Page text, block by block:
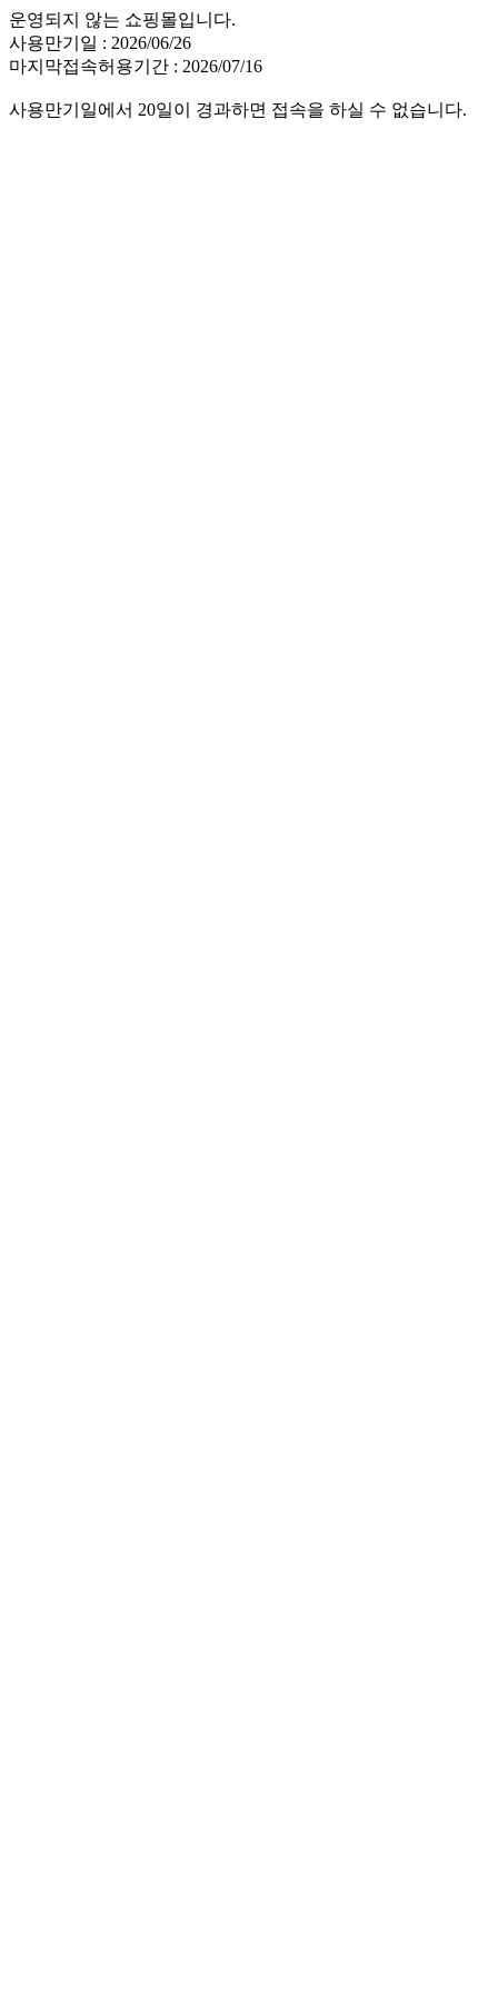
운영되지 않는 쇼핑몰입니다.
사용만기일 : 2026/06/26
마지막접속허용기간 : 2026/07/16
사용만기일에서 20일이 경과하면 접속을 하실 수 없습니다.